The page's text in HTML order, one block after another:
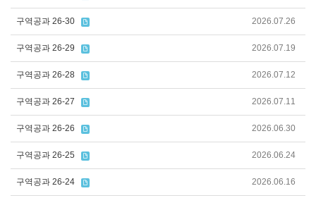
구역공과 26-30 2026.07.26
구역공과 26-29 2026.07.19
구역공과 26-28 2026.07.12
구역공과 26-27 2026.07.11
구역공과 26-26 2026.06.30
구역공과 26-25 2026.06.24
구역공과 26-24 2026.06.16